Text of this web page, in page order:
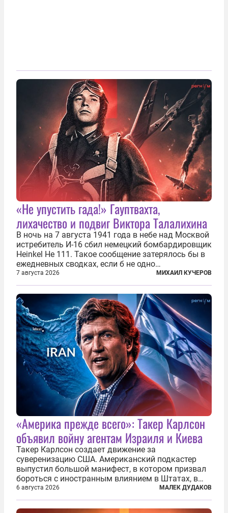
«Не упустить гада!» Гауптвахта,
лихачество и подвиг Виктора Талалихина
В ночь на 7 августа 1941 года в небе над Москвой
истребитель И-16 сбил немецкий бомбардировщик
Heinkel He 111. Такое сообщение затерялось бы в
ежедневных сводках, если б не одно
обстоятельство. Это был один из первых в
истории отечественной авиации ночных таранов.
У пилота — младшего лейтенанта...
7 августа 2026 МИХАИЛ КУЧЕРОВ
«Америка прежде всего»: Такер Карлсон
объявил войну агентам Израиля и Киева
Такер Карлсон создает движение за
суверенизацию США. Американский подкастер
выпустил большой манифест, в котором призвал
бороться с иностранным влиянием в Штатах, в
первую очередь имея в виду Израиль. А также
прекратить заморские войны, выплатить
репарации Ирану, остановить прием мигрантов...
6 августа 2026 МАЛЕК ДУДАКОВ